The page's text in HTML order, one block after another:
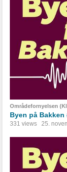
Områdefornyelsen
Byen på
331 views 25.